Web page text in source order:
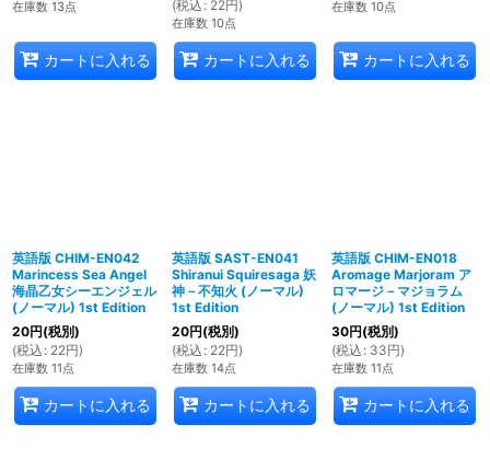
在庫数 13点
カートに入れる
(税込 : 22円)
在庫数 10点
カートに入れる
在庫数 10点
カートに入れる
英語版 CHIM-EN042
Marincess Sea Angel
海晶乙女シーエンジェル
(ノーマル) 1st Edition
20円(税別)
(税込 : 22円)
在庫数 11点
カートに入れる
英語版 SAST-EN041
Shiranui Squiresaga 妖
神－不知火 (ノーマル)
1st Edition
20円(税別)
(税込 : 22円)
在庫数 14点
カートに入れる
英語版 CHIM-EN018
Aromage Marjoram ア
ロマージ－マジョラム
(ノーマル) 1st Edition
30円(税別)
(税込 : 33円)
在庫数 11点
カートに入れる